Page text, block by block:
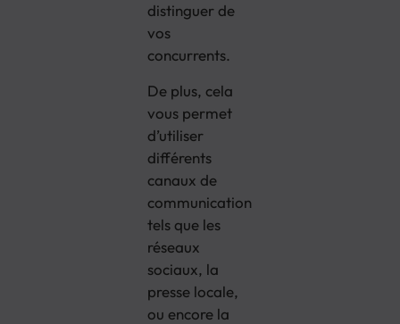
distinguer de
vos
concurrents.
De plus, cela
vous permet
d’utiliser
différents
canaux de
communication
tels que les
réseaux
sociaux, la
presse locale,
ou encore la